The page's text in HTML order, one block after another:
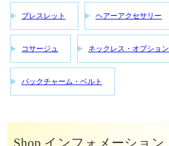
ブレスレット ヘアーアクセサリー
コサージュ ネックレス・オプション
バックチャーム・ベルト